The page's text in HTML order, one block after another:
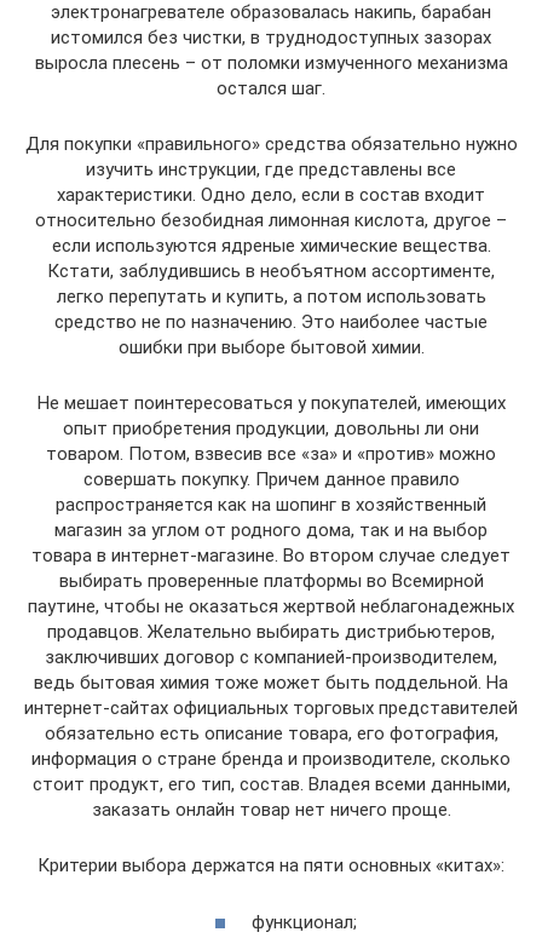
электронагревателе образовалась накипь, барабан
истомился без чистки, в труднодоступных зазорах
выросла плесень – от поломки измученного механизма
остался шаг.
Для покупки «правильного» средства обязательно нужно
изучить инструкции, где представлены все
характеристики. Одно дело, если в состав входит
относительно безобидная лимонная кислота, другое –
если используются ядреные химические вещества.
Кстати, заблудившись в необъятном ассортименте,
легко перепутать и купить, а потом использовать
средство не по назначению. Это наиболее частые
ошибки при выборе бытовой химии.
Не мешает поинтересоваться у покупателей, имеющих
опыт приобретения продукции, довольны ли они
товаром. Потом, взвесив все «за» и «против» можно
совершать покупку. Причем данное правило
распространяется как на шопинг в хозяйственный
магазин за углом от родного дома, так и на выбор
товара в интернет-магазине. Во втором случае следует
выбирать проверенные платформы во Всемирной
паутине, чтобы не оказаться жертвой неблагонадежных
продавцов. Желательно выбирать дистрибьютеров,
заключивших договор с компанией-производителем,
ведь бытовая химия тоже может быть поддельной. На
интернет-сайтах официальных торговых представителей
обязательно есть описание товара, его фотография,
информация о стране бренда и производителе, сколько
стоит продукт, его тип, состав. Владея всеми данными,
заказать онлайн товар нет ничего проще.
Критерии выбора держатся на пяти основных «китах»:
функционал;